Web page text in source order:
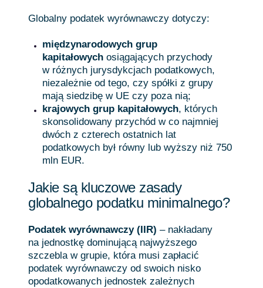
Globalny podatek wyrównawczy dotyczy:
międzynarodowych grup
kapitałowych osiągających przychody
w różnych jurysdykcjach podatkowych,
niezależnie od tego, czy spółki z grupy
mają siedzibę w UE czy poza nią;
krajowych grup kapitałowych, których
skonsolidowany przychód w co najmniej
dwóch z czterech ostatnich lat
podatkowych był równy lub wyższy niż 750
mln EUR.
Jakie są kluczowe zasady
globalnego podatku minimalnego?
Podatek wyrównawczy (IIR) – nakładany
na jednostkę dominującą najwyższego
szczebla w grupie, która musi zapłacić
podatek wyrównawczy od swoich nisko
opodatkowanych jednostek zależnych